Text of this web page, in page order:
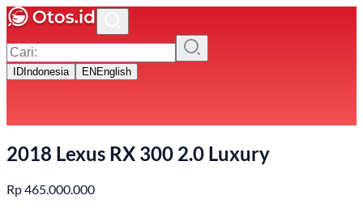
ID Indonesia EN English
2018 Lexus RX 300 2.0 Luxury
Rp465.000.000